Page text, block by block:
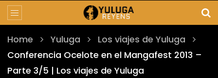
Home Yuluga
Los viajes de Yuluga
Conferencia Ocelote en el Mangafest 2013 –
Parte 3/5 | Los viajes de Yuluga